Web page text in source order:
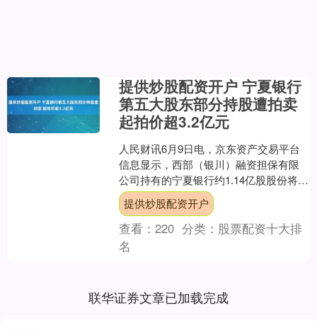
提供炒股配资开户 宁夏银行
第五大股东部分持股遭拍卖
起拍价超3.2亿元
人民财讯6月9日电，京东资产交易平台
信息显示，西部（银川）融资担保有限
公司持有的宁夏银行约1.14亿股股份将于
7月中旬在该平台公开拍卖提供炒股配资
开户，起拍价约....
提供炒股配资开户
查看：220 分类： 股票配资十大排
名
联华证券文章已加载完成